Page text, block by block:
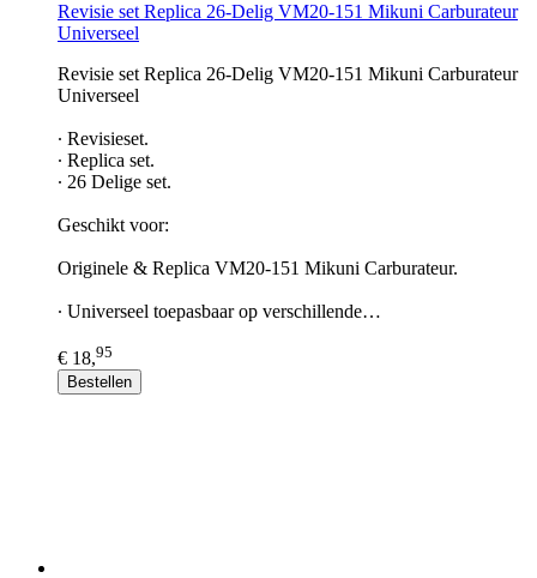
Revisie set Replica 26-Delig VM20-151 Mikuni Carburateur
Universeel
Revisie set Replica 26-Delig VM20-151 Mikuni Carburateur
Universeel
∙ Revisieset.
∙ Replica set.
∙ 26 Delige set.
Geschikt voor:
Originele & Replica VM20-151 Mikuni Carburateur.
∙ Universeel toepasbaar op verschillende…
€ 18,95
Bestellen